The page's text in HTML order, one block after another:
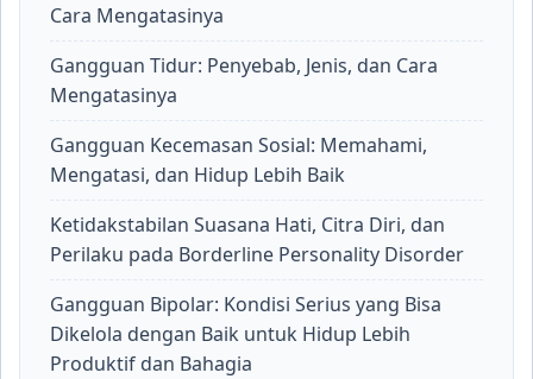
Cara Mengatasinya
Gangguan Tidur: Penyebab, Jenis, dan Cara
Mengatasinya
Gangguan Kecemasan Sosial: Memahami,
Mengatasi, dan Hidup Lebih Baik
Ketidakstabilan Suasana Hati, Citra Diri, dan
Perilaku pada Borderline Personality Disorder
Gangguan Bipolar: Kondisi Serius yang Bisa
Dikelola dengan Baik untuk Hidup Lebih
Produktif dan Bahagia